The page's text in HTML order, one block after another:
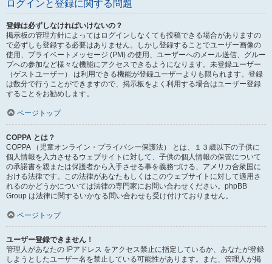
ログインと登録に関する問題
登録は必ずしなければいけないの？
掲示板の管理方針によってはログインしなくても投稿できる場合がありますの
で必ずしも登録する必要はありません。しかし登録することでユーザー画像の
使用、プライベートメッセージ (PM) の使用、ユーザーへのメール送信、グルー
プへの参加など様々な機能にアクセスできるようになります。未登録ユーザー
（ゲストユーザー） は利用できる機能が登録ユーザーよりも限られます。登録
は数分で行うことができますので、掲示板をよく利用する場合はユーザー登録
することをお勧めします。
ページトップ
COPPA とは？
COPPA （児童オンライン・プライバシー保護法） とは、１３歳以下の子供に
個人情報を入力させるウェブサイトに対して、子供の個人情報の保管について
の承諾書を親または保護者から入手させる事を義務づける、アメリカ合衆国に
おける法律です。この法律があなたもしくはこのウェブサイトに対して適用さ
れるのかどうかについては法律の専門家にお問い合わせください。phpBB
Group は法律に関するいかなる問い合わせも受け付けておりません。
ページトップ
ユーザー登録できません！
管理人があなたの IPアドレス をアクセス禁止に指定しているか、あなたが登録
しようとしたユーザー名を禁止している可能性があります。また、管理人が掲